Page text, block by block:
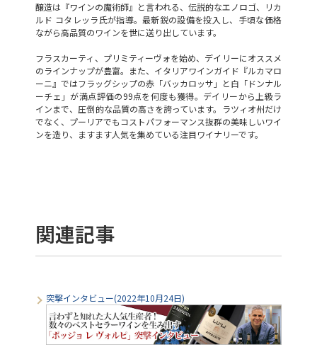
醸造は『ワインの魔術師』と言われる、伝説的なエノロゴ、リカ
ルド コタレッラ氏が指導。最新鋭の設備を投入し、手頃な価格
ながら高品質のワインを世に送り出しています。
フラスカーティ、プリミティーヴォを始め、デイリーにオススメ
のラインナップが豊富。また、イタリアワインガイド『ルカマロ
ーニ』ではフラッグシップの赤「バッカロッサ」と白「ドンナル
ーチェ」が満点評価の99点を何度も獲得。デイリーから上級ラ
インまで、圧倒的な品質の高さを誇っています。ラツィオ州だけ
でなく、プーリアでもコストパフォーマンス抜群の美味しいワイ
ンを造り、ますます人気を集めている注目ワイナリーです。
関連記事
突撃インタビュー(2022年10月24日)